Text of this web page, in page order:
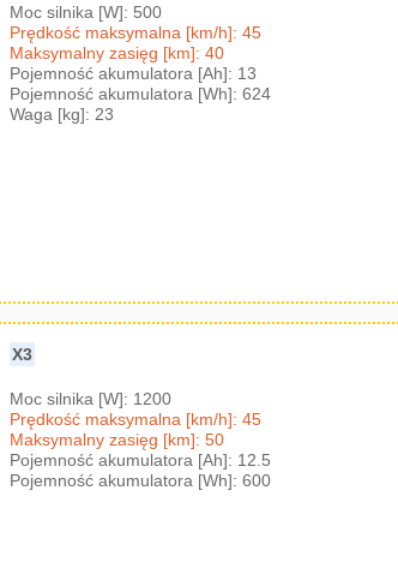
Moc silnika [W]: 500
Prędkość maksymalna [km/h]: 45
Maksymalny zasięg [km]: 40
Pojemność akumulatora [Ah]: 13
Pojemność akumulatora [Wh]: 624
Waga [kg]: 23
X3
Moc silnika [W]: 1200
Prędkość maksymalna [km/h]: 45
Maksymalny zasięg [km]: 50
Pojemność akumulatora [Ah]: 12.5
Pojemność akumulatora [Wh]: 600